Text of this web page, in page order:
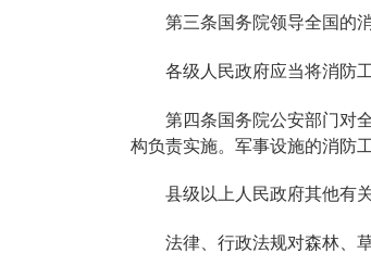
第三条国务院领导全国的
各级人民政府应当将消防
第四条国务院公安部门对
构负责实施。军事设施的消防
县级以上人民政府其他有
法律、行政法规对森林、